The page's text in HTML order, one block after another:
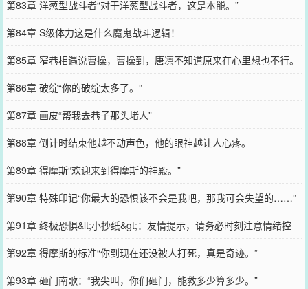
第83章 洋葱型战斗者“对于洋葱型战斗者，这是本能。”
第84章 S级体力这是什么魔鬼战斗逻辑！
第85章 窄巷相遇说曹操，曹操到，唐凛不知道原来在心里想也不行。
第86章 破绽“你的破绽太多了。”
第87章 画皮“帮我去巷子那头堵人”
第88章 倒计时结束他越不动声色，他的眼神越让人心疼。
第89章 得摩斯“欢迎来到得摩斯的神殿。”
第90章 特殊印记“你最大的恐惧该不会是我吧，那我可会失望的……”
第91章 终极恐惧&lt;小抄纸&gt;：友情提示，请务必时刻注意情绪控
制。
第92章 得摩斯的标准“你到现在还没被人打死，真是奇迹。”
第93章 砸门南歌：“我尖叫，你们砸门，能救多少算多少。”